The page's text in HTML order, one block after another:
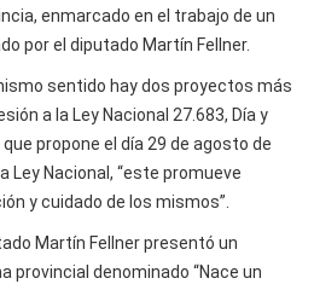
enmarcado en el trabajo de un
por el diputado Martín Fellner.
sentido hay dos proyectos más
a la Ley Nacional 27.683, Día y
propone el día 29 de agosto de
Ley Nacional, “este promueve
y cuidado de los mismos”.
Martín Fellner presentó un
provincial denominado “Nace un